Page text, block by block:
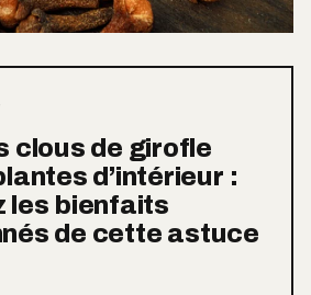
clous de girofle
d’intérieur :
les bienfaits
de cette astuce